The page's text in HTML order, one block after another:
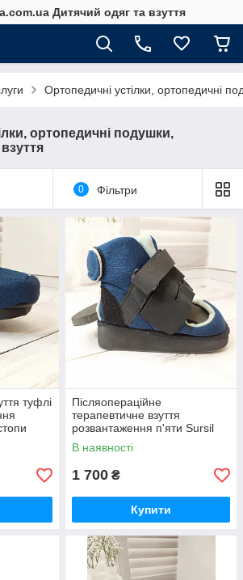
Дитячий одяг та взуття
Ортопедичні устілки, ортопедичні
ортопедичні подушки,
0 Фільтри
туфлі
Післяопераційне
терапевтичне взуття
розвантаження п'яти Sursil
Ortho Сурсил Орто
В наявності
1 700 ₴
Купити